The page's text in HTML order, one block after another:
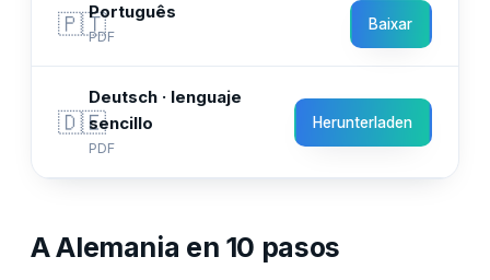
🇵🇹Português
PDF
Baixar
🇩🇪
Deutsch · lenguaje
sencillo
PDF
Herunterladen
A Alemania en 10 pasos